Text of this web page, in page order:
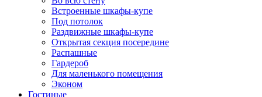
Встроенные шкафы-купе
Под потолок
Раздвижные шкафы-купе
Открытая секция посередине
Распашные
Гардероб
Для маленького помещения
Эконом
Гостиные